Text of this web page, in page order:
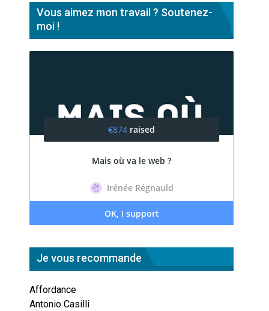
Vous aimez mon travail ? Soutenez-
moi !
Je vous recommande
Affordance
Antonio Casilli